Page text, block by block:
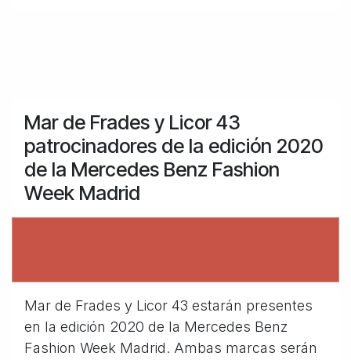
Mar de Frades y Licor 43
patrocinadores de la edición 2020
de la Mercedes Benz Fashion
Week Madrid
Mar de Frades y Licor 43 estarán presentes
en la edición 2020 de la Mercedes Benz
Fashion Week Madrid. Ambas marcas serán